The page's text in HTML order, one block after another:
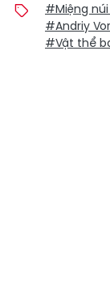
#Miệng
#Andriy
#Vật thể